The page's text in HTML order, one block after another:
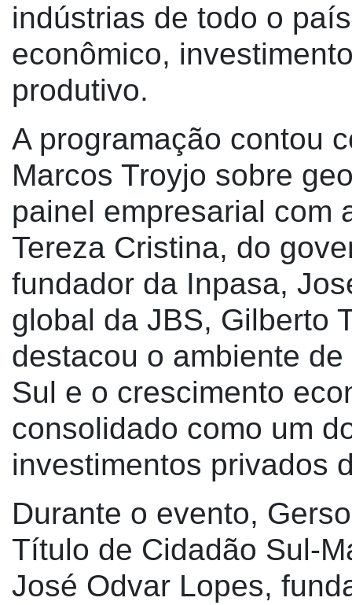
indústrias de todo o
econômico,
produtivo.
A programação contou
Marcos Troyjo sobre
painel empresarial com
Tereza Cristina, do
fundador da Inpasa,
global da JBS, Gilberto
destacou o ambiente
Sul e o crescimento
consolidado como um
investimentos privados
Durante o evento,
Título de Cidadão Sul-
José Odvar Lopes,